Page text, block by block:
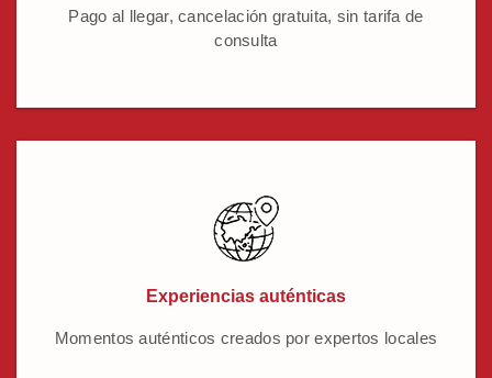
Pago al llegar, cancelación gratuita, sin tarifa de
consulta
Experiencias auténticas
Momentos auténticos creados por expertos locales